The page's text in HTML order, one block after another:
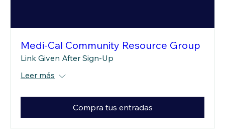
Medi-Cal Community Resource Group
Link Given After Sign-Up
Leer más
Compra tus entradas